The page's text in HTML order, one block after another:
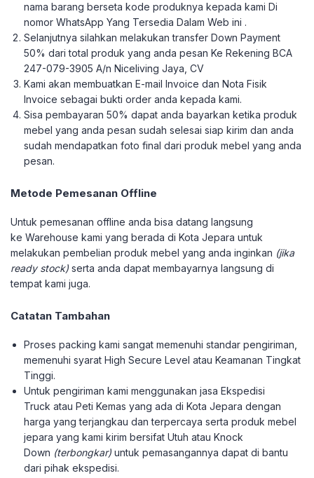
nama barang berseta kode produknya kepada kami Di
nomor WhatsApp Yang Tersedia Dalam Web ini .
Selanjutnya silahkan melakukan transfer Down Payment
50% dari total produk yang anda pesan Ke Rekening BCA
247-079-3905 A/n Niceliving Jaya, CV
Kami akan membuatkan E-mail Invoice dan Nota Fisik
Invoice sebagai bukti order anda kepada kami.
Sisa pembayaran 50% dapat anda bayarkan ketika produk
mebel yang anda pesan sudah selesai siap kirim dan anda
sudah mendapatkan foto final dari produk mebel yang anda
pesan.
Metode Pemesanan Offline
Untuk pemesanan offline anda bisa datang langsung
ke Warehouse kami yang berada di Kota Jepara untuk
melakukan pembelian produk mebel yang anda inginkan (jika
ready stock) serta anda dapat membayarnya langsung di
tempat kami juga.
Catatan Tambahan
Proses packing kami sangat memenuhi standar pengiriman,
memenuhi syarat High Secure Level atau Keamanan Tingkat
Tinggi.
Untuk pengiriman kami menggunakan jasa Ekspedisi
Truck atau Peti Kemas yang ada di Kota Jepara dengan
harga yang terjangkau dan terpercaya serta produk mebel
jepara yang kami kirim bersifat Utuh atau Knock
Down (terbongkar) untuk pemasangannya dapat di bantu
dari pihak ekspedisi.